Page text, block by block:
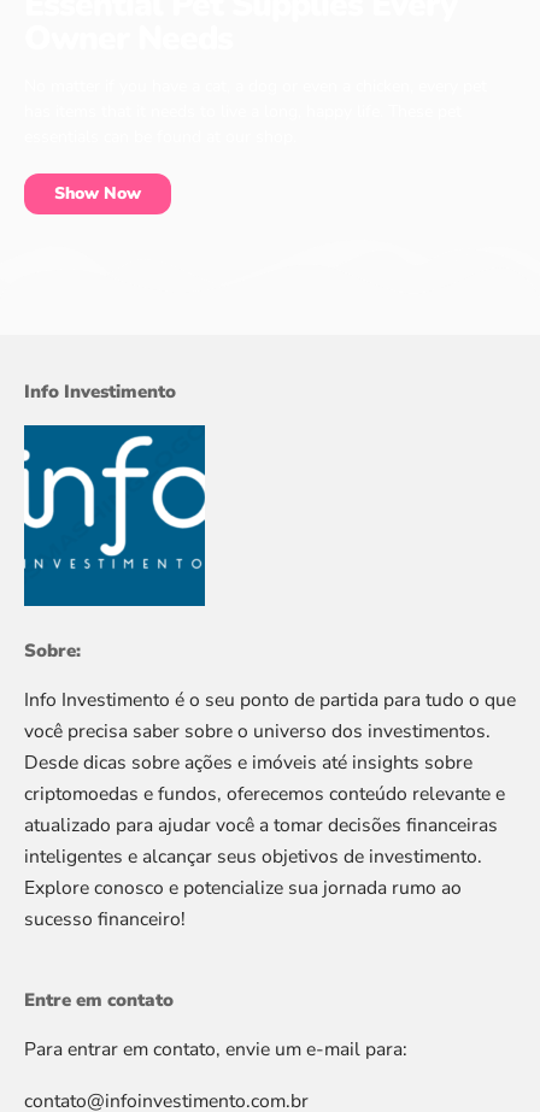
Show Now
Info Investimento
Sobre:
Info Investimento é o seu ponto de partida para tudo o que
você precisa saber sobre o universo dos investimentos.
Desde dicas sobre ações e imóveis até insights sobre
criptomoedas e fundos, oferecemos conteúdo relevante e
atualizado para ajudar você a tomar decisões financeiras
inteligentes e alcançar seus objetivos de investimento.
Explore conosco e potencialize sua jornada rumo ao
sucesso financeiro!
Entre em contato
Para entrar em contato, envie um e-mail para:
contato@infoinvestimento.com.br